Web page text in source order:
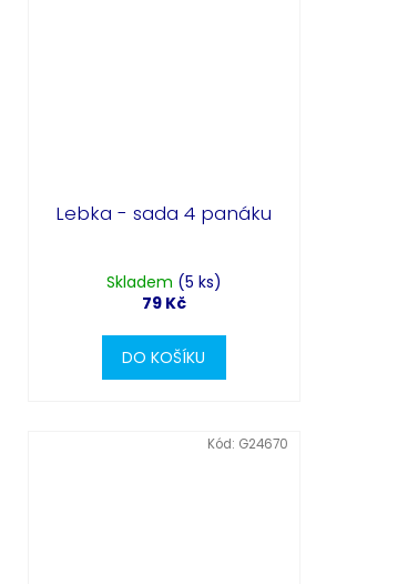
Lebka - sada 4 panáku
Skladem (5 ks)
79 Kč
DO KOŠÍKU
Kód: G24670